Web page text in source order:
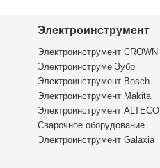
Электроинструмент
Электроинструмент CROWN
Электроинструме Зубр
Электроинструмент Bosch
Электроинструмент Makita
Электроинструмент ALTECO
Сварочное оборудование
Электроинструмент Galaxia